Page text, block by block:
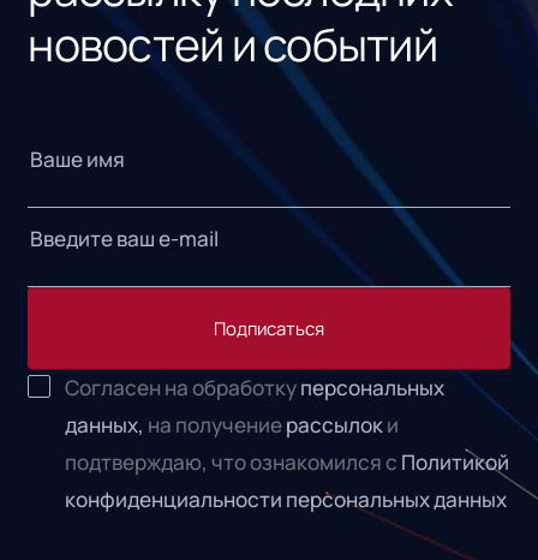
новостей и событий
Подписаться
Согласен на обработкуперсональных
данных, на получениерассылоки
подтверждаю, что ознакомился с Политикой
конфиденциальности персональных данных